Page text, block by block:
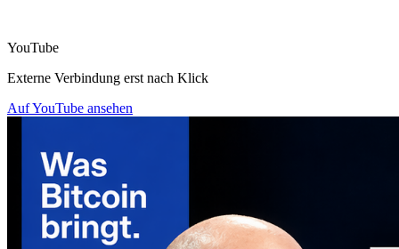
YouTube
Externe Verbindung erst nach Klick
Auf YouTube ansehen